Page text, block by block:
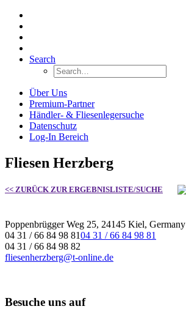
Search
Über Uns
Premium-Partner
Händler- & Fliesenlegersuche
Datenschutz
Log-In Bereich
Fliesen Herzberg
<< ZURÜCK ZUR ERGEBNISLISTE/SUCHE
Poppenbrügger Weg 25, 24145 Kiel, Germany
04 31 / 66 84 98 8104 31 / 66 84 98 81
04 31 / 66 84 98 82
fliesenherzberg@t-online.de
Besuche uns auf